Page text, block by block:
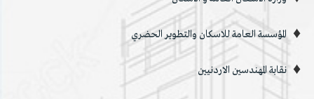
المؤسسة العامة للاسكان والتطوير الحضري
نقابة المهندسين الاردنيين